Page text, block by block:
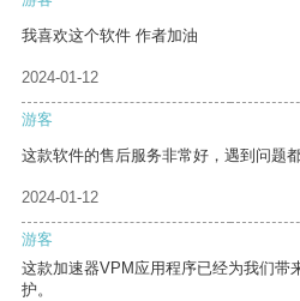
我喜欢这个软件 作者加油
2024-01-12
游客
这款软件的售后服务非常好，遇到问题
2024-01-12
游客
这款加速器VPM应用程序已经为我们带
护。